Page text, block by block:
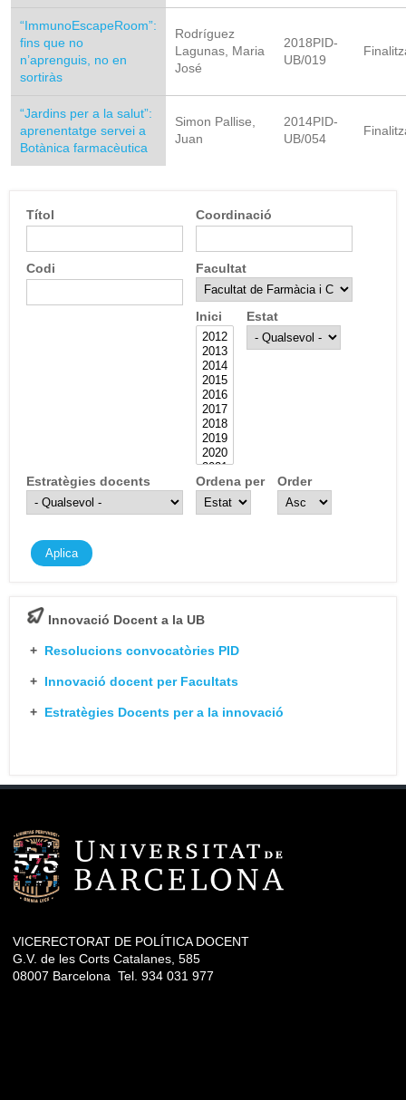
“ImmunoEscapeRoom”:
fins que no
n’aprenguis, no en
sortiràs
Rodríguez
Lagunas, Maria
José
2018PID-
UB/019
“Jardins per a la salut”:
aprenentatge servei a
Botànica farmacèutica
Simon Pallise,
Juan
2014PID-
UB/054
Títol Coordinació
Codi Facultat
Inici Estat
Estratègies docents Ordena per Order
Innovació Docent a la UB
+ Resolucions convocatòries PID
+ Innovació docent per Facultats
+ Estratègies Docents per a la innovació
VICERECTORAT DE POLÍTICA DOCENT
G.V. de les Corts Catalanes, 585
08007 Barcelona Tel. 934 031 977